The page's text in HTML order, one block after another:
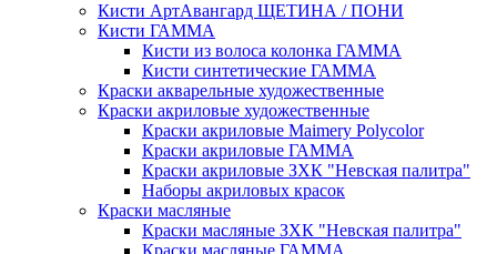
Кисти АртАвангард ЩЕТИНА / ПОНИ
Кисти ГАММА
Кисти из волоса колонка ГАММА
Кисти синтетические ГАММА
Краски акварельные художественные
Краски акриловые художественные
Краски акриловые Maimery Polycolor
Краски акриловые ГАММА
Краски акриловые ЗХК "Невская палитра"
Наборы акриловых красок
Краски масляные
Краски масляные ЗХК "Невская палитра"
Краски масляные ГАММА